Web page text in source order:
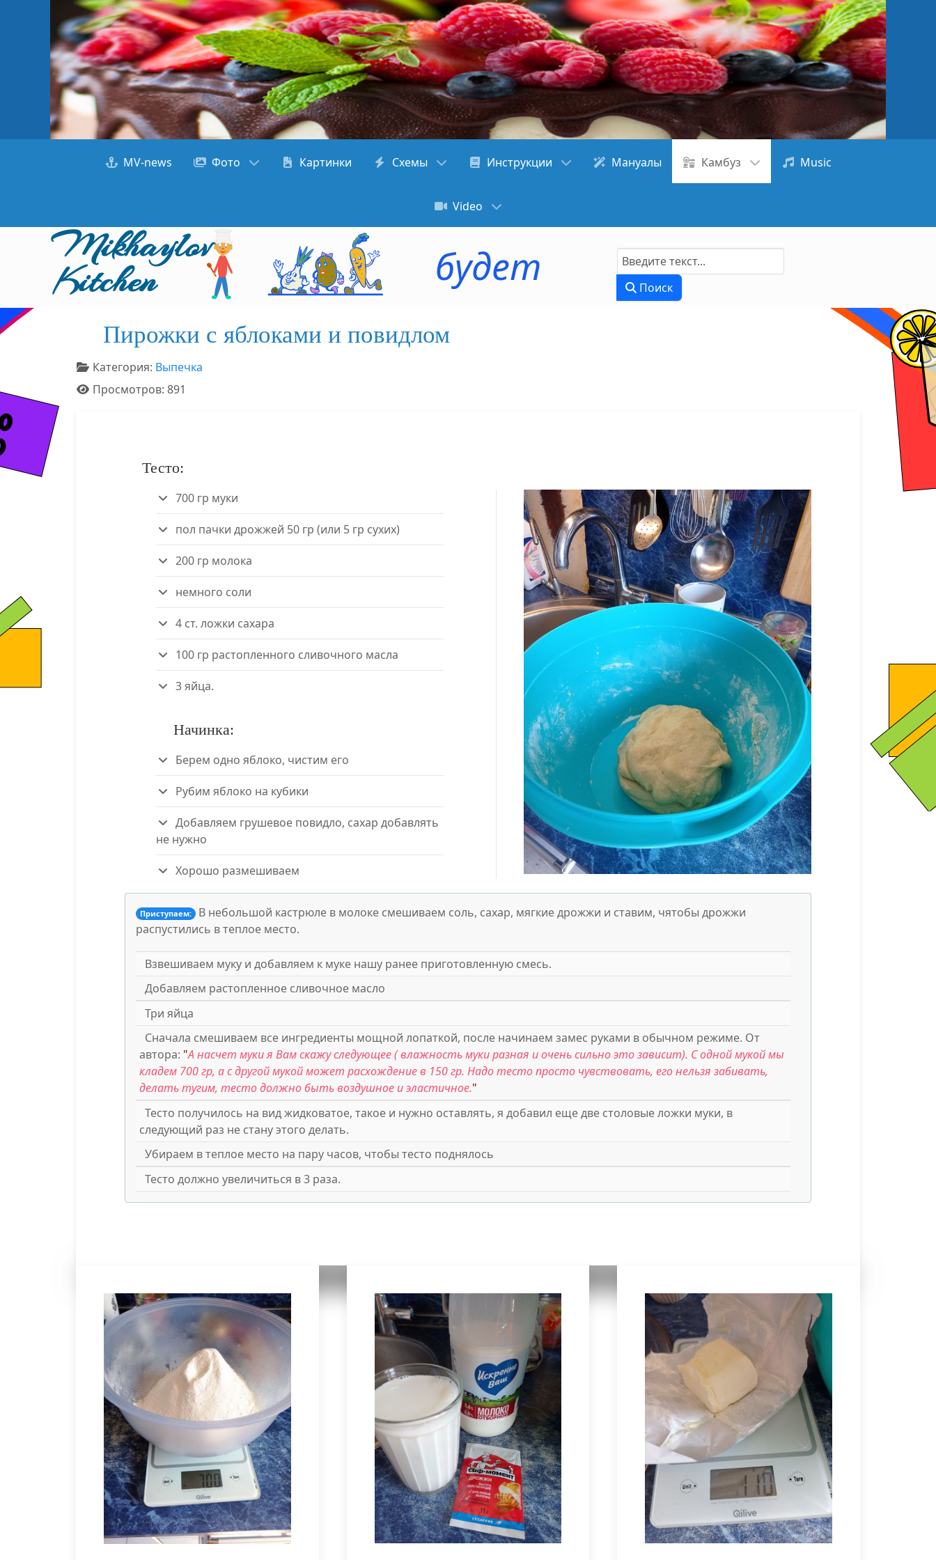
MV-news Фото Картинки Схемы Инструкции Мануалы Камбуз Music
Video
новый Поиск
Пирожки с яблоками и повидлом
Информация о материале
Категория: Выпечка
Просмотров: 891
Тесто:
700 гр муки
пол пачки дрожжей 50 гр (или 5 гр сухих)
200 гр молока
немного соли
4 ст. ложки сахара
100 гр растопленного сливочного масла
3 яйца.
Начинка:
Берем одно яблоко, чистим его
Рубим яблоко на кубики
Добавляем грушевое повидло, сахар добавлять
не нужно
Хорошо размешиваем
Приступаем:
В небольшой кастрюле в молоке смешиваем соль, сахар, мягкие дрожжи и ставим, чятобы дрожжи
распустились в теплое место.
Взвешиваем муку и добавляем к муке нашу ранее приготовленную смесь.
Добавляем растопленное сливочное масло
Три яйца
Сначала смешиваем все ингредиенты мощной лопаткой, после начинаем замес руками в обычном режиме. От
автора: "А насчет муки я Вам скажу следующее ( влажность муки разная и очень сильно это зависит). С одной мукой мы
кладем 700 гр, а с другой мукой может расхождение в 150 гр. Надо тесто просто чувствовать, его нельзя забивать,
делать тугим, тесто должно быть воздушное и эластичное."
Тесто получилось на вид жидковатое, такое и нужно оставлять, я добавил еще две столовые ложки муки, в
следующий раз не стану этого делать.
Убираем в теплое место на пару часов, чтобы тесто поднялось
Тесто должно увеличиться в 3 раза.